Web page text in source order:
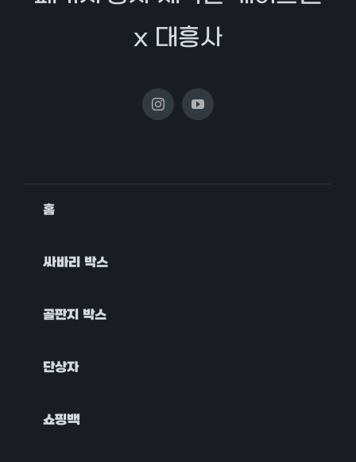
x 대흥사
홈
싸바리 박스
골판지 박스
단상자
쇼핑백